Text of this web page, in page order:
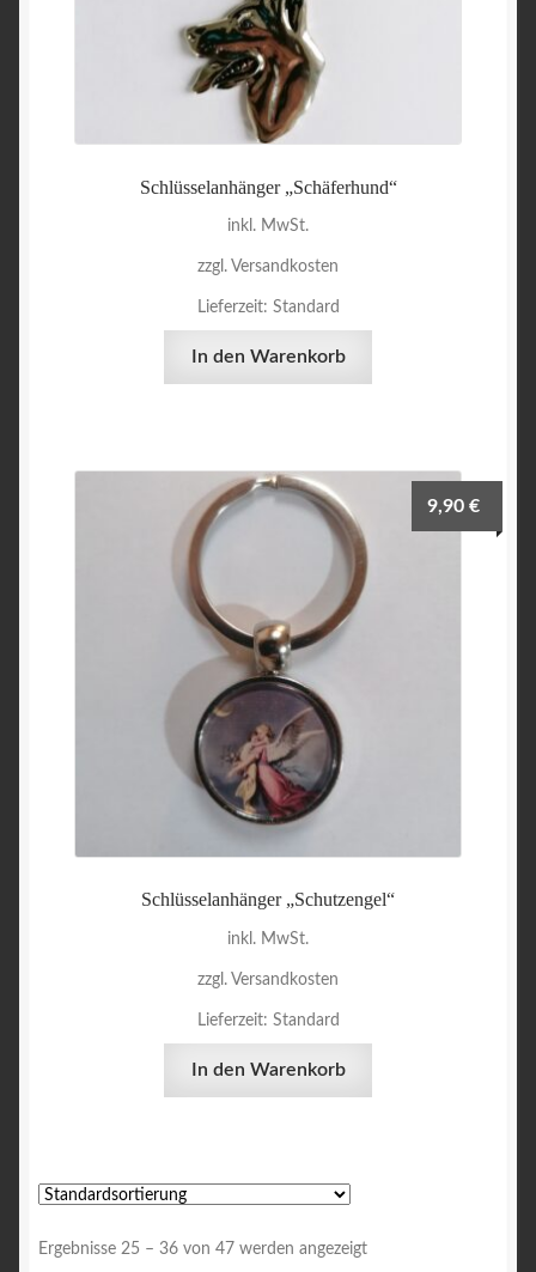
Schlüsselanhänger „Schäferhund“
inkl. MwSt.
zzgl. Versandkosten
Lieferzeit: Standard
In den Warenkorb
Schlüsselanhänger „Schutzengel“
9,90€
inkl. MwSt.
zzgl. Versandkosten
Lieferzeit: Standard
In den Warenkorb
Ergebnisse 25 – 36 von 47 werden angezeigt